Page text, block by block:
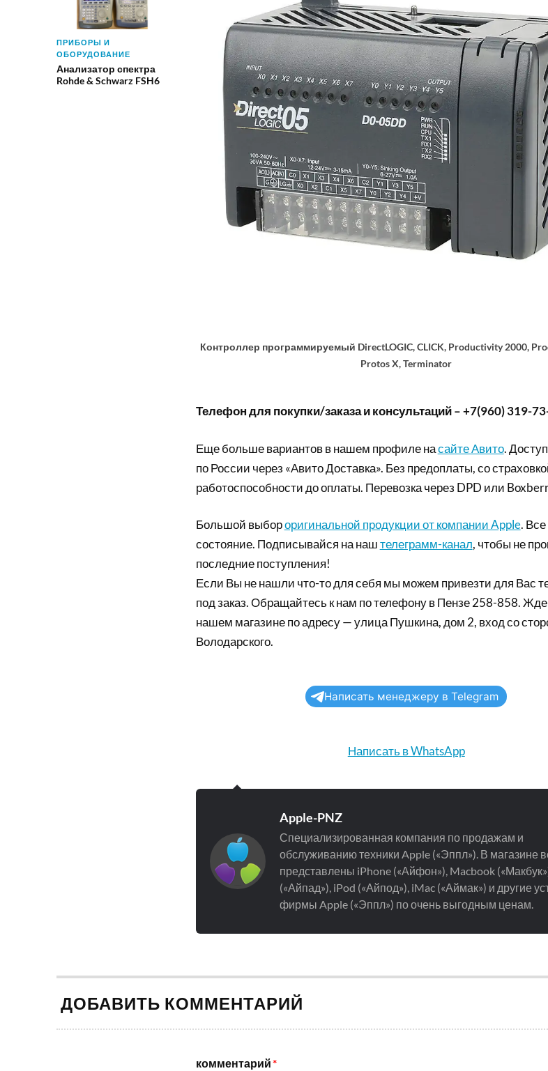
ПРИБОРЫ И
ОБОРУДОВАНИЕ
Анализатор спектра
Rohde & Schwarz FSH6
Контроллер программируемый DirectLOGIC, CLICK, Productivity 2000,
Protos X, Terminator
Телефон для покупки/заказа и консультаций – +7(960) 319-
Еще больше вариантов в нашем профиле насайте Авито.
по России через «Авито Доставка». Без предоплаты, со
работоспособности до оплаты. Перевозка через DPD или
Большой выбороригинальной продукции от компании Apple.
состояние. Подписывайся на наштелеграмм-канал, чтобы не
последние поступления!
Если Вы не нашли что-то для себя мы можем привезти для Вас
под заказ. Обращайтесь к нам по телефону в Пензе 258-858.
нашем магазине по адресу — улица Пушкина, дом 2, вход со
Володарского.
Написать менеджеру в Telegram
Написать в WhatsApp
Apple-PNZ
Специализированная компания по продажам и
обслуживанию техники Apple («Эппл»). В магазине
представлены iPhone («Айфон»), Macbook
(«Айпад»), iPod («Айпод»), iMac («Аймак») и другие
фирмы Apple («Эппл») по очень выгодным ценам.
ДОБАВИТЬ КОММЕНТАРИЙ
комментарий*